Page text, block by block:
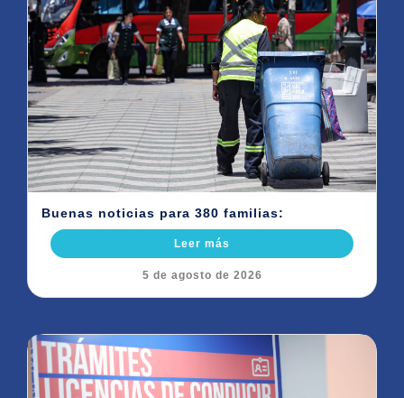
Buenas noticias para 380 familias:
Leer más
5 de agosto de 2026